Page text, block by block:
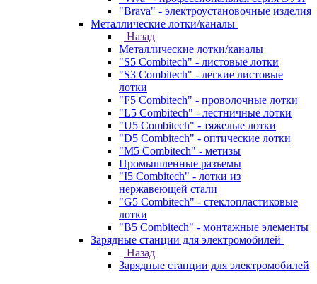
"Brava" - электроустановочные изделия
Металлические лотки/каналы
Назад
Металлические лотки/каналы
"S5 Combitech" - листовые лотки
"S3 Combitech" - легкие листовые
лотки
"F5 Combitech" - проволочные лотки
"L5 Combitech" - лестничные лотки
"U5 Combitech" - тяжелые лотки
"D5 Combitech" - оптические лотки
"M5 Combitech" - метизы
Промышленные разъемы
"I5 Combitech" - лотки из
нержавеющей стали
"G5 Combitech" - стеклопластиковые
лотки
"B5 Combitech" - монтажные элементы
Зарядные станции для электромобилей
Назад
Зарядные станции для электромобилей